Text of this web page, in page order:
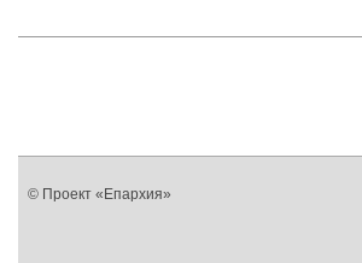
© Проект «Епархия»